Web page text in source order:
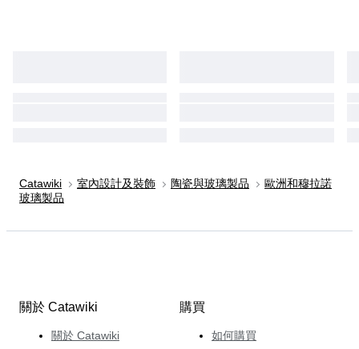
Catawiki 室內設計及裝飾 陶瓷與玻璃製品
歐洲和穆拉諾
玻璃製品
關於 Catawiki
關於 Catawiki
購買
如何購買